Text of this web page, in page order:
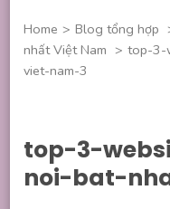
Home > Blog tổng hợp
nhất Việt Nam > top-3-
viet-nam-3
top-3-
noi-bat-